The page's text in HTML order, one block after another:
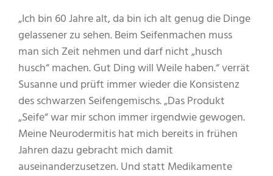
„Ich bin 60 Jahre alt, da bin ich alt genug die Dinge
gelassener zu sehen. Beim Seifenmachen muss
man sich Zeit nehmen und darf nicht „husch
husch“ machen. Gut Ding will Weile haben.“ verrät
Susanne und prüft immer wieder die Konsistenz
des schwarzen Seifengemischs. „Das Produkt
„Seife“ war mir schon immer irgendwie gewogen.
Meine Neurodermitis hat mich bereits in frühen
Jahren dazu gebracht mich damit
auseinanderzusetzen. Und statt Medikamente